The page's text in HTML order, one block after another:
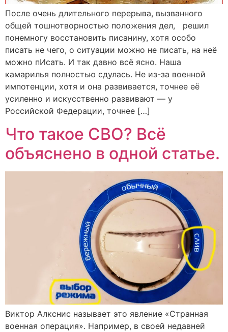
После очень длительного перерыва, вызванного
общей тошнотворностью положения дел, решил
понемногу восстановить писанину, хотя особо
писать не чего, о ситуации можно не писать, на неё
можно пИсать. И так давно всё ясно. Наша
камарилья полностью сдулась. Не из-за военной
импотенции, хотя и она развивается, точнее её
усиленно и искусственно развивают — у
Российской Федерации, точнее […]
Что такое СВО? Всё
объяснено в одной статье.
Виктор Алкснис называет это явление «Странная
военная операция». Например, в cвоей недавней